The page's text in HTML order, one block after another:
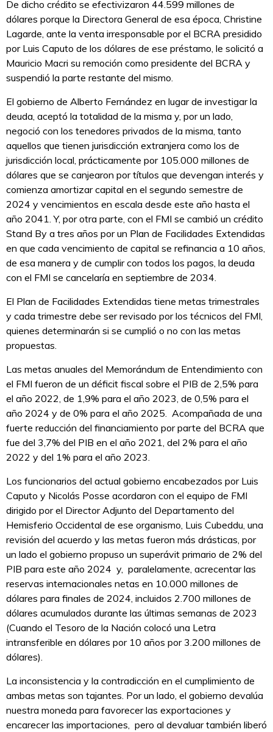
De dicho crédito se efectivizaron 44.599 millones de
dólares porque la Directora General de esa época, Christine
Lagarde, ante la venta irresponsable por el BCRA presidido
por Luis Caputo de los dólares de ese préstamo, le solicitó a
Mauricio Macri su remoción como presidente del BCRA y
suspendió la parte restante del mismo.
El gobierno de Alberto Fernández en lugar de investigar la
deuda, aceptó la totalidad de la misma y, por un lado,
negoció con los tenedores privados de la misma, tanto
aquellos que tienen jurisdicción extranjera como los de
jurisdicción local, prácticamente por 105.000 millones de
dólares que se canjearon por títulos que devengan interés y
comienza amortizar capital en el segundo semestre de
2024 y vencimientos en escala desde este año hasta el
año 2041. Y, por otra parte, con el FMI se cambió un crédito
Stand By a tres años por un Plan de Facilidades Extendidas
en que cada vencimiento de capital se refinancia a 10 años,
de esa manera y de cumplir con todos los pagos, la deuda
con el FMI se cancelaría en septiembre de 2034.
El Plan de Facilidades Extendidas tiene metas trimestrales
y cada trimestre debe ser revisado por los técnicos del FMI,
quienes determinarán si se cumplió o no con las metas
propuestas.
Las metas anuales del Memorándum de Entendimiento con
el FMI fueron de un déficit fiscal sobre el PIB de 2,5% para
el año 2022, de 1,9% para el año 2023, de 0,5% para el
año 2024 y de 0% para el año 2025. Acompañada de una
fuerte reducción del financiamiento por parte del BCRA que
fue del 3,7% del PIB en el año 2021, del 2% para el año
2022 y del 1% para el año 2023.
Los funcionarios del actual gobierno encabezados por Luis
Caputo y Nicolás Posse acordaron con el equipo de FMI
dirigido por el Director Adjunto del Departamento del
Hemisferio Occidental de ese organismo, Luis Cubeddu, una
revisión del acuerdo y las metas fueron más drásticas, por
un lado el gobierno propuso un superávit primario de 2% del
PIB para este año 2024 y, paralelamente, acrecentar las
reservas internacionales netas en 10.000 millones de
dólares para finales de 2024, incluidos 2.700 millones de
dólares acumulados durante las últimas semanas de 2023
(Cuando el Tesoro de la Nación colocó una Letra
intransferible en dólares por 10 años por 3.200 millones de
dólares).
La inconsistencia y la contradicción en el cumplimiento de
ambas metas son tajantes. Por un lado, el gobierno devalúa
nuestra moneda para favorecer las exportaciones y
encarecer las importaciones, pero al devaluar también liberó